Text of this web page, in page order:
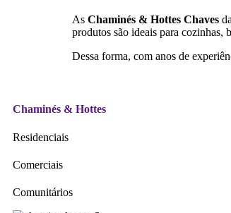
As Chaminés & Hottes Chaves
produtos são ideais para cozinhas,
Dessa forma, com anos de
Chaminés & Hottes
Residenciais
Comerciais
Comunitários